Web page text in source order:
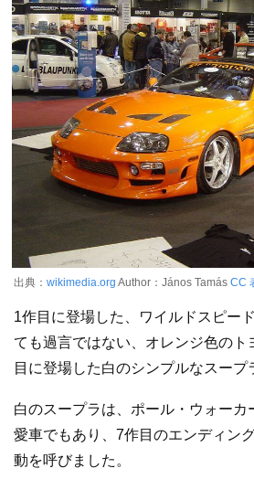
出典： wikimedia.org Author：János Tamás CC
1作目に登場した、ワイルドスピー
ても過言ではない、オレンジ色のト
目に登場した白のシンプルなスープ
白のスープラは、ポール・ウォーカ
愛車でもあり、7作目のエンディン
動を呼びました。